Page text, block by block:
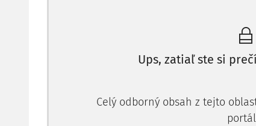
Ups, zatiaľ ste si
Celý odborný obsah z tejto